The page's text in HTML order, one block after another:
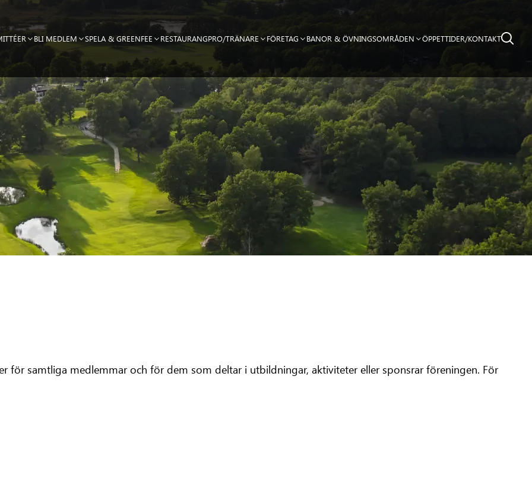
BLI MEDLEM SPELA & GREENFEE RESTAURANGPRO/TRÄNARE FÖRETAG BANOR & ÖVNINGSOMRÅDEN ÖPPETTIDER/KONTAKT
för samtliga medlemmar och för dem som deltar i utbildningar, aktiviteter eller sponsrar föreningen. För